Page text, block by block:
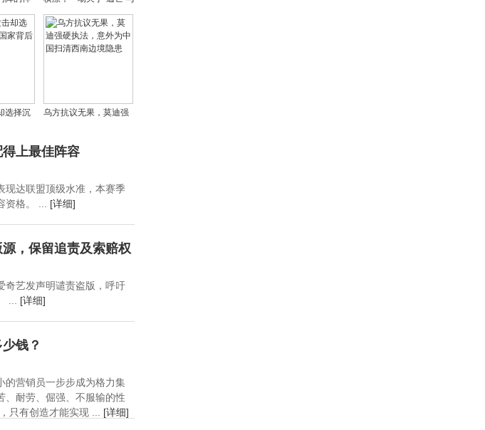
中究竟
现实的深思
选择沉
乌方抗议无果，莫迪强
清西南边境隐患
上最佳阵容
现达联盟顶级水准，本赛季
资格。 ... [详细]
源，保留追责及索赔权
奇艺发声明谴责盗版，呼吁
... [详细]
钱？
的营销员一步步成为格力集
、耐劳、倔强、不服输的性
只有创造才能实现 ... [详细]